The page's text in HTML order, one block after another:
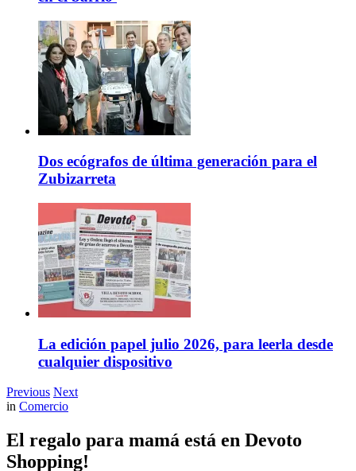
Dos ecógrafos de última generación para el
Zubizarreta
La edición papel julio 2026, para leerla desde
cualquier dispositivo
Previous Next
in Comercio
El regalo para mamá está en Devoto
Shopping!